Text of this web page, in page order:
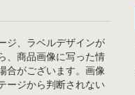
ジ、ラベルデザインが
、商品画像に写った情
合がございます。画像
ージから判断されない